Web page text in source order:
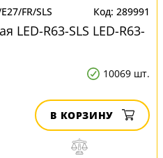
FR/SLS 289991
LED-R63-SLS LED-R63-
10069 шт.
В КОРЗИНУ